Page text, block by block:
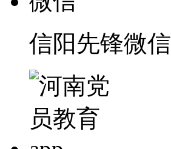
信阳先锋微信